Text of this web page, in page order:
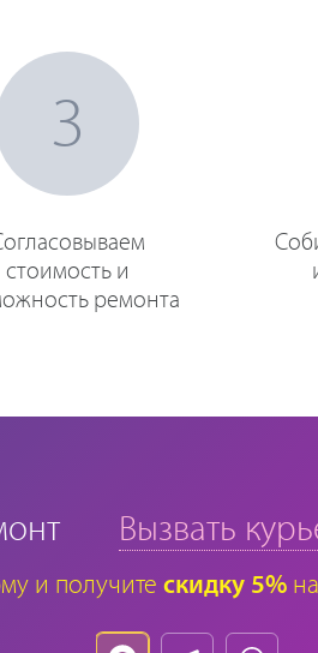
3
стоимость и
ремонта
Вызвать
и получите скидку 5%